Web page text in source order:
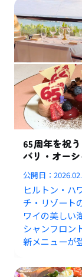
65周年を祝
バリ・オー
公開日：
ヒルトン・ハ
チ・リゾート
ワイの美しい
シャンフロン
新メニューが